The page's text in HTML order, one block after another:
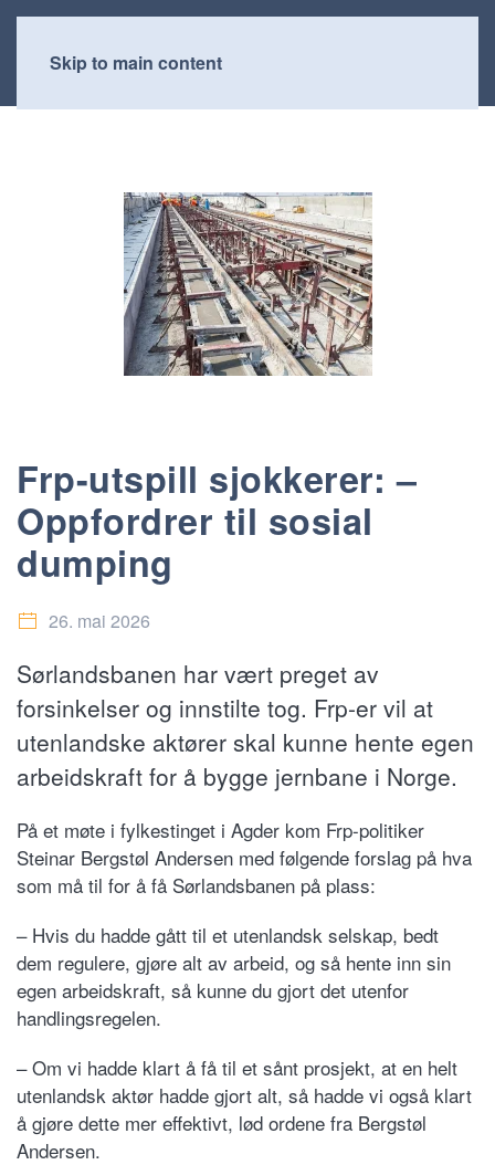
Skip to main content
Frp-utspill sjokkerer: –
Oppfordrer til sosial
dumping
26. mai 2026
Sørlandsbanen har vært preget av
forsinkelser og innstilte tog. Frp-er vil at
utenlandske aktører skal kunne hente egen
arbeidskraft for å bygge jernbane i Norge.
På et møte i fylkestinget i Agder kom Frp-politiker
Steinar Bergstøl Andersen med følgende forslag på hva
som må til for å få Sørlandsbanen på plass:
– Hvis du hadde gått til et utenlandsk selskap, bedt
dem regulere, gjøre alt av arbeid, og så hente inn sin
egen arbeidskraft, så kunne du gjort det utenfor
handlingsregelen.
– Om vi hadde klart å få til et sånt prosjekt, at en helt
utenlandsk aktør hadde gjort alt, så hadde vi også klart
å gjøre dette mer effektivt, lød ordene fra Bergstøl
Andersen.